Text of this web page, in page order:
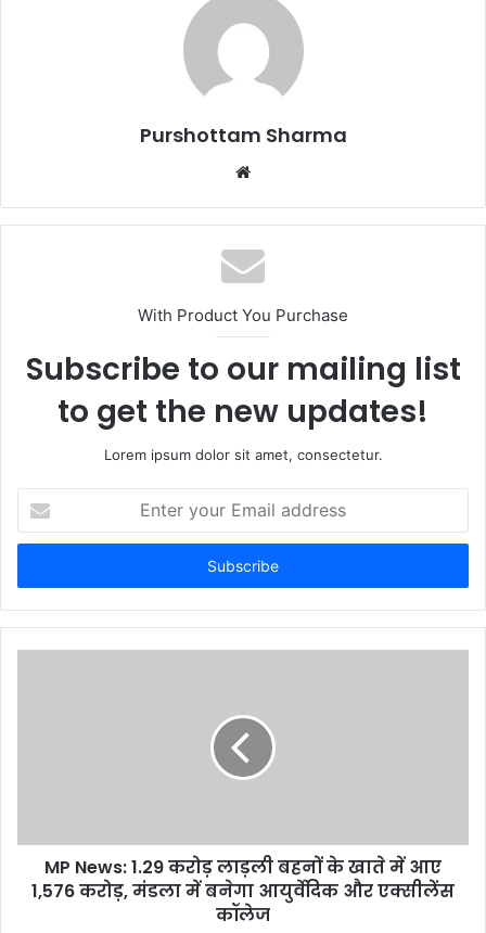
Purshottam Sharma
b
s
i
e
With Product You Purchase
Subscribe to our mailing list
to get the new updates!
Lorem ipsum dolor sit amet, consectetur.
t
r
y
MP News: 1.29 करोड़ लाड़ली बहनों के खाते में आए
1,576 करोड़, मंडला में बनेगा आयुर्वेदिक और एक्सीलेंस
कॉलेज